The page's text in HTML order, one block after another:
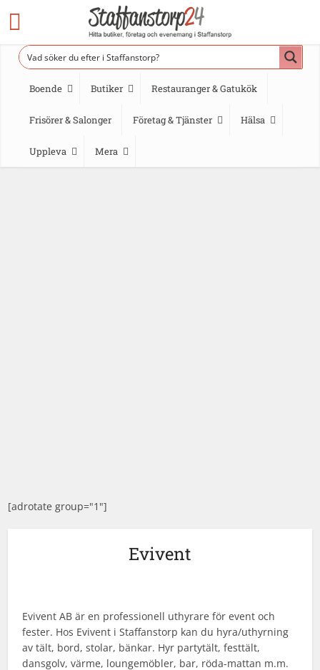
Boende Butiker Restauranger & Gatukök
Frisörer & Salonger Företag & Tjänster Hälsa
Uppleva Mera
[adrotate group="1"]
Evivent
Evivent AB är en professionell uthyrare för event och
fester. Hos Evivent i Staffanstorp kan du hyra/uthyrning
av tält, bord, stolar, bänkar. Hyr partytält, festtält,
dansgolv, värme, loungemöbler, bar, röda-mattan m.m.